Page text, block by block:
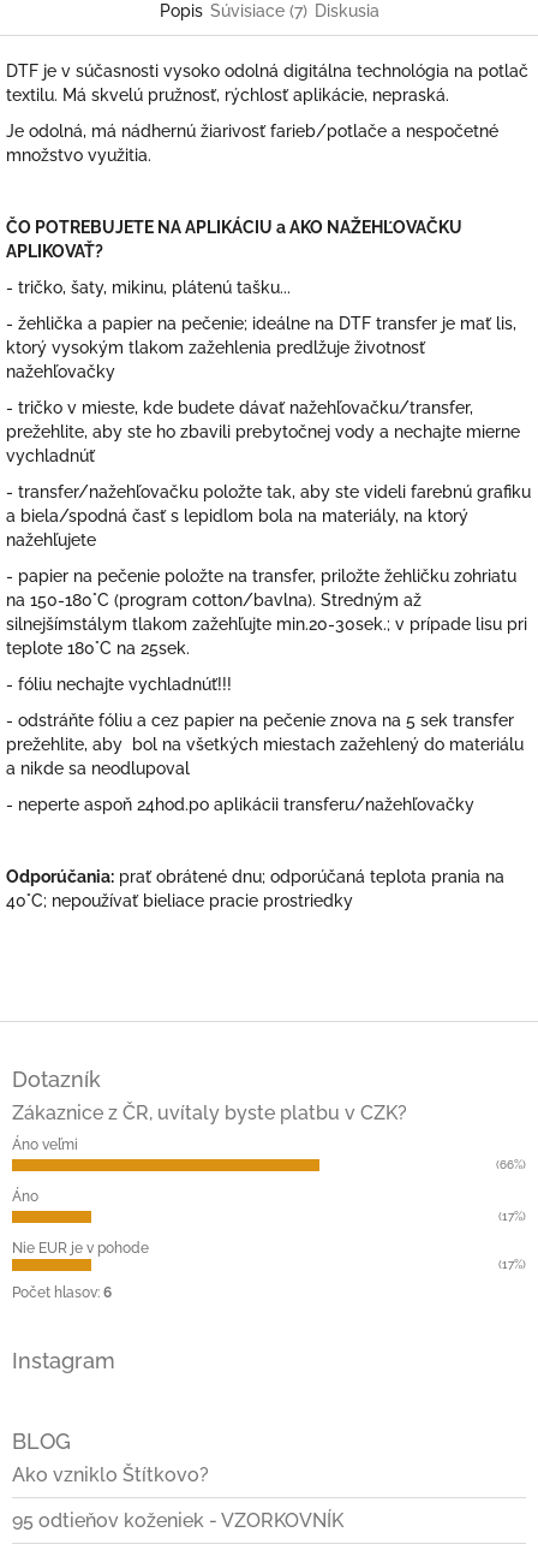
Popis Súvisiace (7) Diskusia
DTF je v súčasnosti vysoko odolná digitálna technológia na potlač
textilu. Má skvelú pružnosť, rýchlosť aplikácie, nepraská.
Je odolná, má nádhernú žiarivosť farieb/potlače a nespočetné
množstvo využitia.
ČO POTREBUJETE NA APLIKÁCIU a AKO NAŽEHĽOVAČKU
APLIKOVAŤ?
- tričko, šaty, mikinu, plátenú tašku...
- žehlička a papier na pečenie; ideálne na DTF transfer je mať lis,
ktorý vysokým tlakom zažehlenia predlžuje životnosť
nažehľovačky
- tričko v mieste, kde budete dávať nažehľovačku/transfer,
prežehlite, aby ste ho zbavili prebytočnej vody a nechajte mierne
vychladnúť
- transfer/nažehľovačku položte tak, aby ste videli farebnú grafiku
a biela/spodná časť s lepidlom bola na materiály, na ktorý
nažehľujete
- papier na pečenie položte na transfer, priložte žehličku zohriatu
na 150-180°C (program cotton/bavlna). Stredným až
silnejšímstálym tlakom zažehľujte min.20-30sek.; v prípade lisu pri
teplote 180°C na 25sek.
- fóliu nechajte vychladnúť!!!
- odstráňte fóliu a cez papier na pečenie znova na 5 sek transfer
prežehlite, aby bol na všetkých miestach zažehlený do materiálu
a nikde sa neodlupoval
- neperte aspoň 24hod.po aplikácii transferu/nažehľovačky
Odporúčania: prať obrátené dnu; odporúčaná teplota prania na
40°C; nepoužívať bieliace pracie prostriedky
e
Dotazník
Zákaznice z ČR, uvítaly byste platbu v CZK?
Áno veľmi
(66%)
Áno
(17%)
Nie EUR je v pohode
(17%)
Počet hlasov: 6
Instagram
BLOG
Ako vzniklo Štítkovo?
95 odtieňov koženiek - VZORKOVNÍK